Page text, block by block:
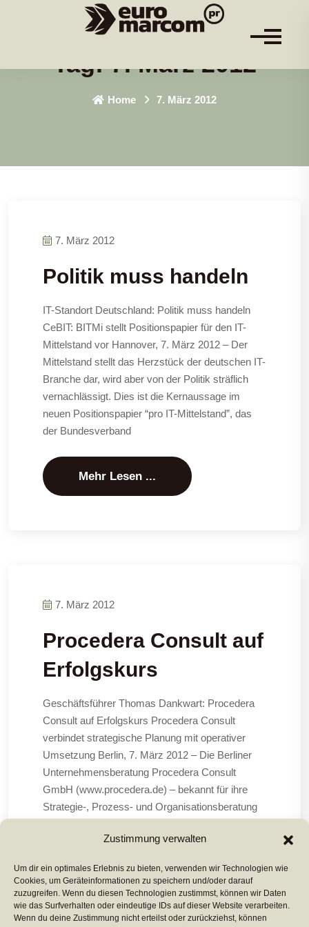
Zustimmung verwalten
Um dir ein optimales Erlebnis zu bieten, verwenden wir Technologien wie
Cookies, um Geräteinformationen zu speichern und/oder darauf
zuzugreifen. Wenn du diesen Technologien zustimmst, können wir Daten
wie das Surfverhalten oder eindeutige IDs auf dieser Website verarbeiten.
Wenn du deine Zustimmung nicht erteilst oder zurückziehst, können
Tag:7. März 2012
Home 7. März 2012
7. März 2012
Politik muss handeln
IT-Standort Deutschland: Politik muss handeln
CeBIT: BITMi stellt Positionspapier für den IT-
Mittelstand vor Hannover, 7. März 2012 – Der
Mittelstand stellt das Herzstück der deutschen IT-
Branche dar, wird aber von der Politik sträflich
vernachlässigt. Dies ist die Kernaussage im
neuen Positionspapier “pro IT-Mittelstand”, das
der Bundesverband
Mehr Lesen ...
7. März 2012
Procedera Consult auf
Erfolgskurs
Geschäftsführer Thomas Dankwart: Procedera
Consult auf Erfolgskurs Procedera Consult
verbindet strategische Planung mit operativer
Umsetzung Berlin, 7. März 2012 – Die Berliner
Unternehmensberatung Procedera Consult
GmbH (www.procedera.de) – bekannt für ihre
Strategie-, Prozess- und Organisationsberatung
Einrichtungen – wird ihr deutliches Wachstum
Mehr Lesen ...